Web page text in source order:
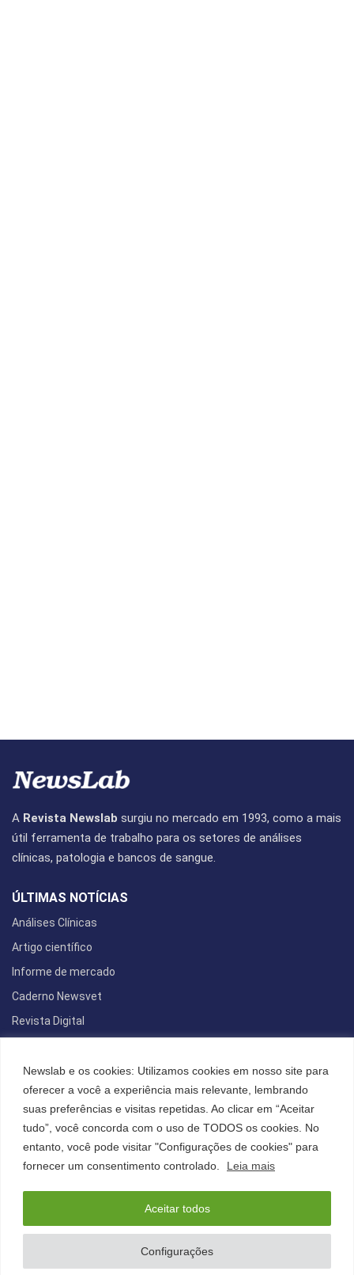
Newslab e os cookies: Utilizamos cookies em nosso site para
oferecer a você a experiência mais relevante, lembrando
suas preferências e visitas repetidas. Ao clicar em “Aceitar
tudo”, você concorda com o uso de TODOS os cookies. No
entanto, você pode visitar "Configurações de cookies" para
fornecer um consentimento controlado.
Leia mais
Configurações
Aceitar todos
A Revista Newslab surgiu no mercado em 1993, como a mais
útil ferramenta de trabalho para os setores de análises
clínicas, patologia e bancos de sangue.
ÚLTIMAS NOTÍCIAS
Análises Clínicas
Artigo científico
Informe de mercado
Caderno Newsvet
Revista Digital
POLÍTICA DE PRIVACIDADE
Cookies
Sobre a NewsLab